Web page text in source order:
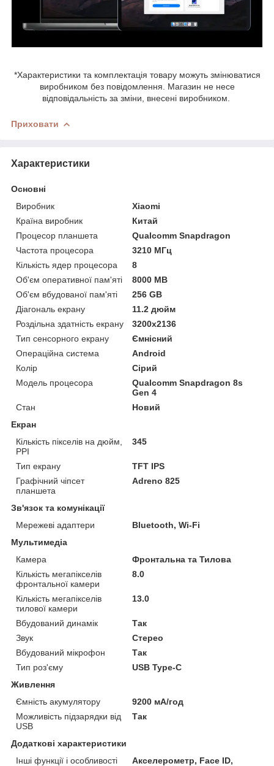
*Характеристики та комплектація товару можуть змінюватися
виробником без повідомлення. Магазин не несе
відповідальність за зміни, внесені виробником.
Приховати
Характеристики
Основні
Виробник
Xiaomi
Країна виробник
Китай
Процесор планшета
Qualcomm Snapdragon
Частота процесора
3210 МГц
Кількість ядер процесора
8
Об'єм оперативної пам'яті
8000 MB
Об'єм вбудованої пам'яті
256 GB
Діагональ екрану
11.2 дюйм
Роздільна здатність екрану
3200x2136
Тип сенсорного екрану
Ємнісний
Операційна система
Android
Колір
Сірий
Модель процесора
Qualcomm Snapdragon 8s
Gen 4
Стан
Новий
Екран
Кількість пікселів на дюйм,
PPI
345
Тип екрану
TFT IPS
Графічний чіпсет
планшета
Adreno 825
Зв'язок та комунікації
Мережеві адаптери
Bluetooth, Wi-Fi
Мультимедіа
Камера
Фронтальна та Тилова
Кількість мегапікселів
фронтальної камери
8.0
Кількість мегапікселів
тилової камери
13.0
Вбудований динамік
Так
Звук
Стерео
Вбудований мікрофон
Так
Тип роз'єму
USB Type-C
Живлення
Ємність акумулятору
9200 мА/год
Можливість підзарядки від
USB
Так
Додаткові характеристики
Інші функції і особливості
Акселерометр, Face ID,